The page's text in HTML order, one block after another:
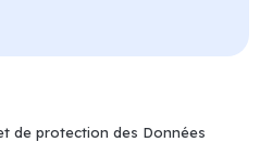
de protection des Données